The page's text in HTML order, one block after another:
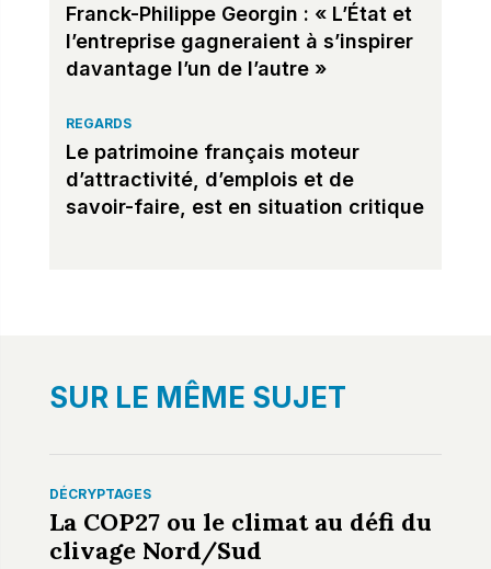
Franck-Philippe Georgin : « L’État et
l’entreprise gagneraient à s’inspirer
davantage l’un de l’autre »
REGARDS
Le patrimoine français moteur
d’attractivité, d’emplois et de
savoir-faire, est en situation critique
SUR LE MÊME SUJET
DÉCRYPTAGES
La COP27 ou le climat au défi du
clivage Nord/Sud